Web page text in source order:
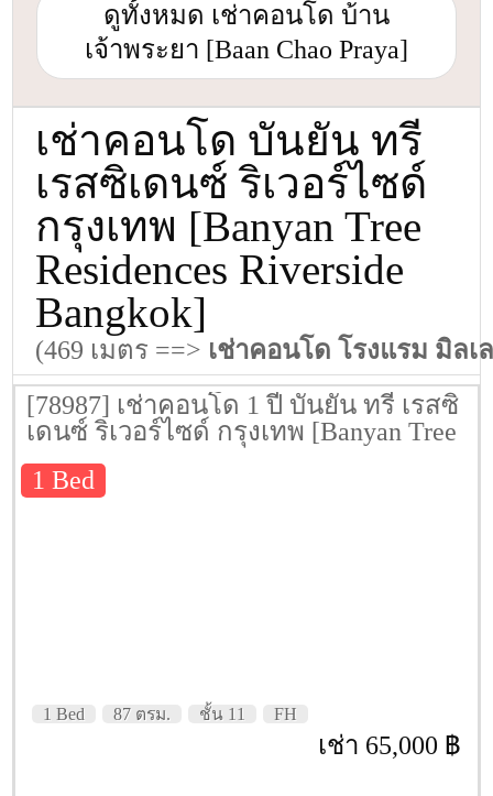
ดูทั้งหมด เช่าคอนโด บ้าน
เจ้าพระยา [Baan Chao Praya]
เช่าคอนโด บันยัน ทรี
เรสซิเดนซ์ ริเวอร์ไซด์
กรุงเทพ [Banyan Tree
Residences Riverside
Bangkok]
(469 เมตร ==> เช่าคอนโด โรงแรม มิล
[78987] เช่าคอนโด 1 ปี บันยัน ทรี เรสซิ
เดนซ์ ริเวอร์ไซด์ กรุงเทพ [Banyan Tree
Residences Riverside Bangkok] 87 ตรม.
ชั้น 11
1 Bed
1 Bed 87 ตรม. ชั้น 11 FH
เช่า 65,000 ฿